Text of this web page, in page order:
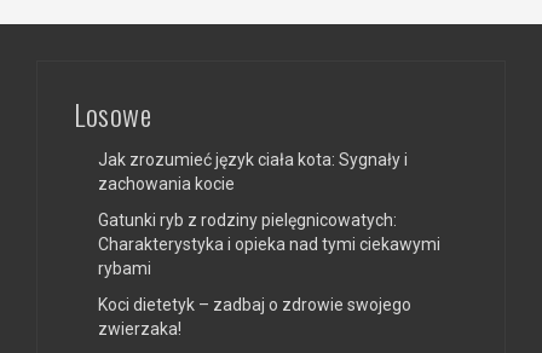
Losowe
Jak zrozumieć język ciała kota: Sygnały i
zachowania kocie
Gatunki ryb z rodziny pielęgnicowatych:
Charakterystyka i opieka nad tymi ciekawymi
rybami
Koci dietetyk – zadbaj o zdrowie swojego
zwierzaka!